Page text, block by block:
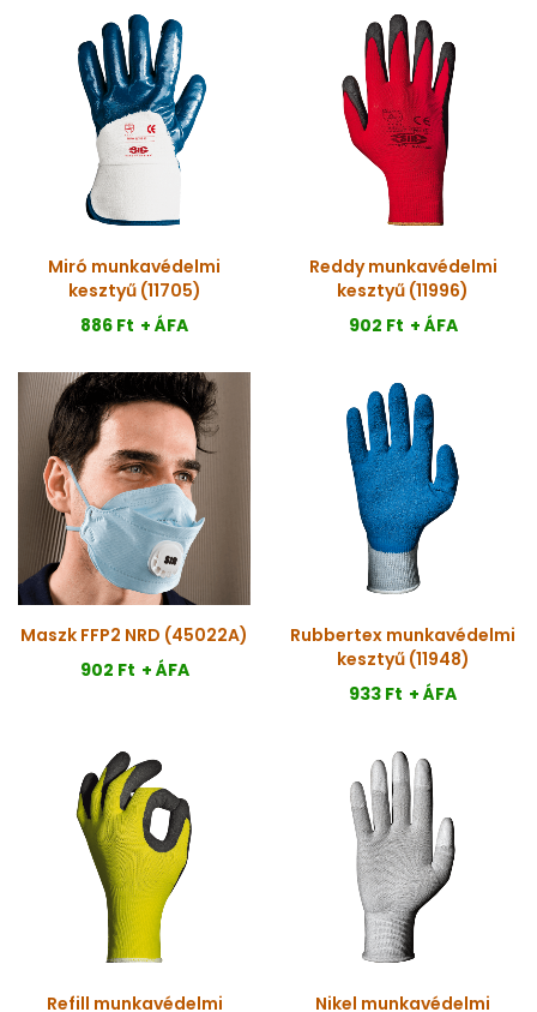
Miró munkavédelmi
kesztyű (11705)
886 Ft + ÁFA
Reddy munkavédelmi
kesztyű (11996)
902 Ft + ÁFA
Maszk FFP2 NRD (45022A)
902 Ft + ÁFA
Rubbertex munkavédelmi
kesztyű (11948)
933 Ft + ÁFA
Refill munkavédelmi Nikel munkavédelmi